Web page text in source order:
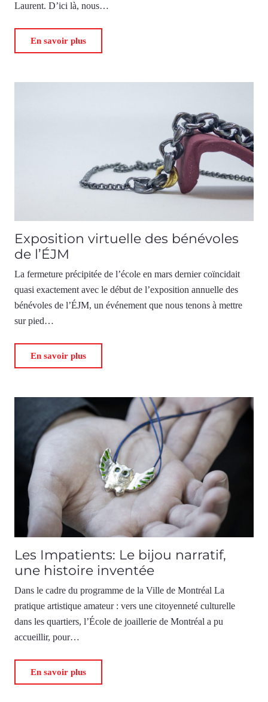
Laurent. D’ici là, nous…
En savoir plus
Exposition virtuelle des bénévoles
de l’ÉJM
La fermeture précipitée de l’école en mars dernier coïncidait
quasi exactement avec le début de l’exposition annuelle des
bénévoles de l’ÉJM, un événement que nous tenons à mettre
sur pied…
En savoir plus
Les Impatients: Le bijou narratif,
une histoire inventée
Dans le cadre du programme de la Ville de Montréal La
pratique artistique amateur : vers une citoyenneté culturelle
dans les quartiers, l’École de joaillerie de Montréal a pu
accueillir, pour…
En savoir plus